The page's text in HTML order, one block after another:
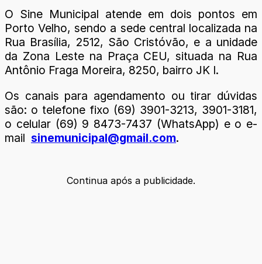
O Sine Municipal atende em dois pontos em
Porto Velho, sendo a sede central localizada na
Rua Brasília, 2512, São Cristóvão, e a unidade
da Zona Leste na Praça CEU, situada na Rua
Antônio Fraga Moreira, 8250, bairro JK I.
Os canais para agendamento ou tirar dúvidas
são: o telefone fixo (69) 3901-3213, 3901-3181,
o celular (69) 9 8473-7437 (WhatsApp) e o e-
mail sinemunicipal@gmail.com.
Continua após a publicidade.